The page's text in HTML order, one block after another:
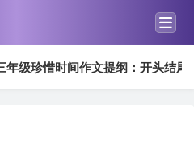
年级珍惜时间作文提纲：开头结尾